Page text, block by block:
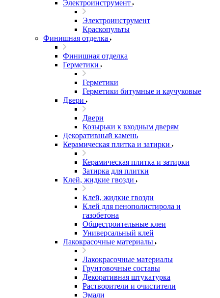
Электроинструмент
Электроинструмент
Краскопульты
Финишная отделка
Финишная отделка
Герметики
Герметики
Герметики битумные и каучуковые
Двери
Двери
Козырьки к входным дверям
Декоративный камень
Керамическая плитка и затирки
Керамическая плитка и затирки
Затирка для плитки
Клей, жидкие гвозди
Клей, жидкие гвозди
Клей для пенополистирола и
газобетона
Общестроительные клеи
Универсальный клей
Лакокрасочные материалы
Лакокрасочные материалы
Грунтовочные составы
Декоративная штукатурка
Растворители и очистители
Эмали